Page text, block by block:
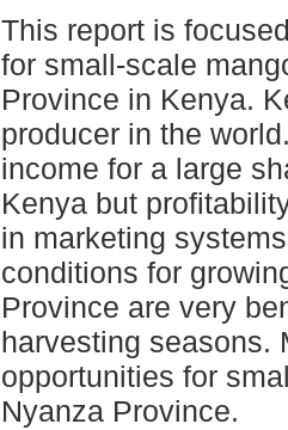
This report is
for small-scale
Province in Kenya.
producer in the
income for a large
Kenya but
in marketing
conditions for
Province are very
harvesting seasons.
opportunities for
Nyanza Province.